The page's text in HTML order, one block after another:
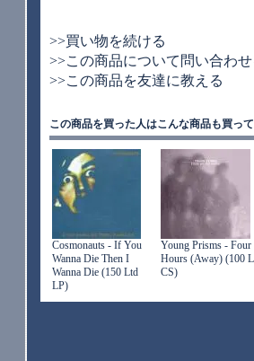
>>買い物を続ける
>>この商品について問い合わ
>>この商品を友達に教える
この商品を買った人はこんな商品も買っ
Cosmonauts - If You
Wanna Die Then I
Wanna Die (150 Ltd
LP)
Young Prisms - Four
Hours (Away) (100
CS)